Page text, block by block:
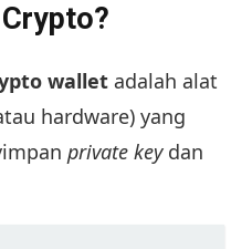
wallet adalah alat
hardware) yang
private keydan